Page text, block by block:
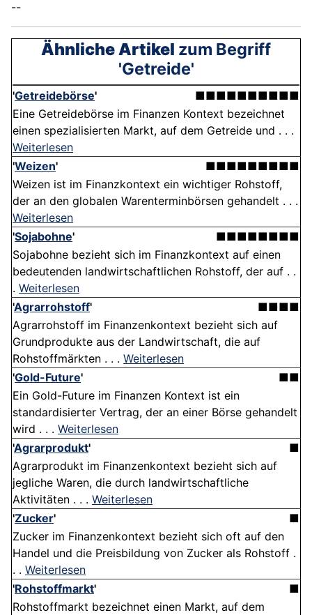
--
Ähnliche Artikel zum Begriff
'Getreide'
'Getreidebörse'
■■■■■■■■■■
Eine Getreidebörse im Finanzen Kontext bezeichnet
einen spezialisierten Markt, auf dem Getreide und . . .
Weiterlesen
'Weizen'
■■■■■■■■■
Weizen ist im Finanzkontext ein wichtiger Rohstoff,
der an den globalen Warenterminbörsen gehandelt . . .
Weiterlesen
'Sojabohne'
■■■■■■■■
Sojabohne bezieht sich im Finanzkontext auf einen
bedeutenden landwirtschaftlichen Rohstoff, der auf . .
. Weiterlesen
'Agrarrohstoff'
■■■■
Agrarrohstoff im Finanzenkontext bezieht sich auf
Grundprodukte aus der Landwirtschaft, die auf
Rohstoffmärkten . . . Weiterlesen
'Gold-Future'
■■
Ein Gold-Future im Finanzen Kontext ist ein
standardisierter Vertrag, der an einer Börse gehandelt
wird . . . Weiterlesen
'Agrarprodukt'
■
Agrarprodukt im Finanzenkontext bezieht sich auf
jegliche Waren, die durch landwirtschaftliche
Aktivitäten . . . Weiterlesen
'Zucker'
■
Zucker im Finanzenkontext bezieht sich oft auf den
Handel und die Preisbildung von Zucker als Rohstoff .
. . Weiterlesen
'Rohstoffmarkt'
■
Rohstoffmarkt bezeichnet einen Markt, auf dem